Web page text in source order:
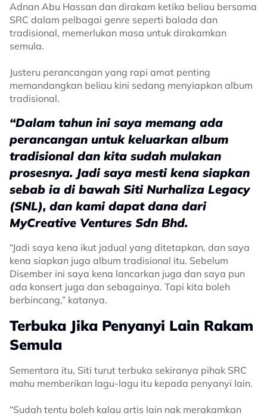
Adnan Abu Hassan dan dirakam ketika beliau bersama
SRC dalam pelbagai genre seperti balada dan
tradisional, memerlukan masa untuk dirakamkan
semula.
Justeru perancangan yang rapi amat penting
memandangkan beliau kini sedang menyiapkan album
tradisional.
“Dalam tahun ini saya memang ada
perancangan untuk keluarkan album
tradisional dan kita sudah mulakan
prosesnya. Jadi saya mesti kena siapkan
sebab ia di bawah Siti Nurhaliza Legacy
(SNL), dan kami dapat dana dari
MyCreative Ventures Sdn Bhd.
“Jadi saya kena ikut jadual yang ditetapkan, dan saya
kena siapkan juga album tradisional itu. Sebelum
Disember ini saya kena lancarkan juga dan saya pun
ada konsert juga dan sebagainya. Tapi kita boleh
berbincang,” katanya.
Terbuka Jika Penyanyi Lain Rakam
Semula
Sementara itu, Siti turut terbuka sekiranya pihak SRC
mahu memberikan lagu-lagu itu kepada penyanyi lain.
“Sudah tentu boleh kalau artis lain nak merakamkan